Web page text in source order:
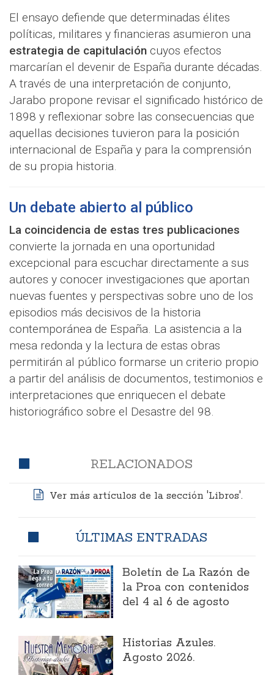
El ensayo defiende que determinadas élites
políticas, militares y financieras asumieron una
estrategia de capitulación cuyos efectos
marcarían el devenir de España durante décadas.
A través de una interpretación de conjunto,
Jarabo propone revisar el significado histórico de
1898 y reflexionar sobre las consecuencias que
aquellas decisiones tuvieron para la posición
internacional de España y para la comprensión
de su propia historia.
Un debate abierto al público
La coincidencia de estas tres publicaciones
convierte la jornada en una oportunidad
excepcional para escuchar directamente a sus
autores y conocer investigaciones que aportan
nuevas fuentes y perspectivas sobre uno de los
episodios más decisivos de la historia
contemporánea de España. La asistencia a la
mesa redonda y la lectura de estas obras
permitirán al público formarse un criterio propio
a partir del análisis de documentos, testimonios e
interpretaciones que enriquecen el debate
historiográfico sobre el Desastre del 98.
RELACIONADOS
Ver más artículos de la sección 'Libros'.
ÚLTIMAS ENTRADAS
Boletín de La Razón de
la Proa con contenidos
del 4 al 6 de agosto
Historias Azules.
Agosto 2026.